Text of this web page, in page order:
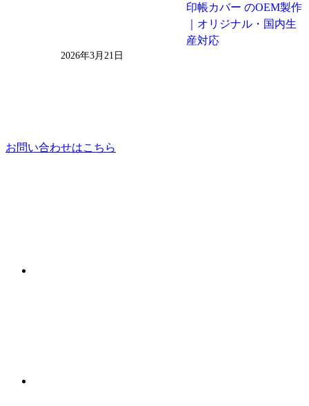
印帳カバー のOEM製作
｜オリジナル・国内生
産対応
2026年3月21日
お問い合わせはこちら